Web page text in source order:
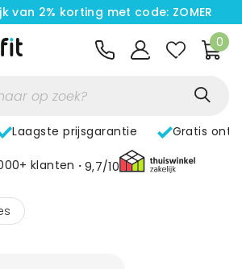
van 2% korting met code: ZOMER
0
Laagste prijsgarantie Gratis
klanten 9,7/10